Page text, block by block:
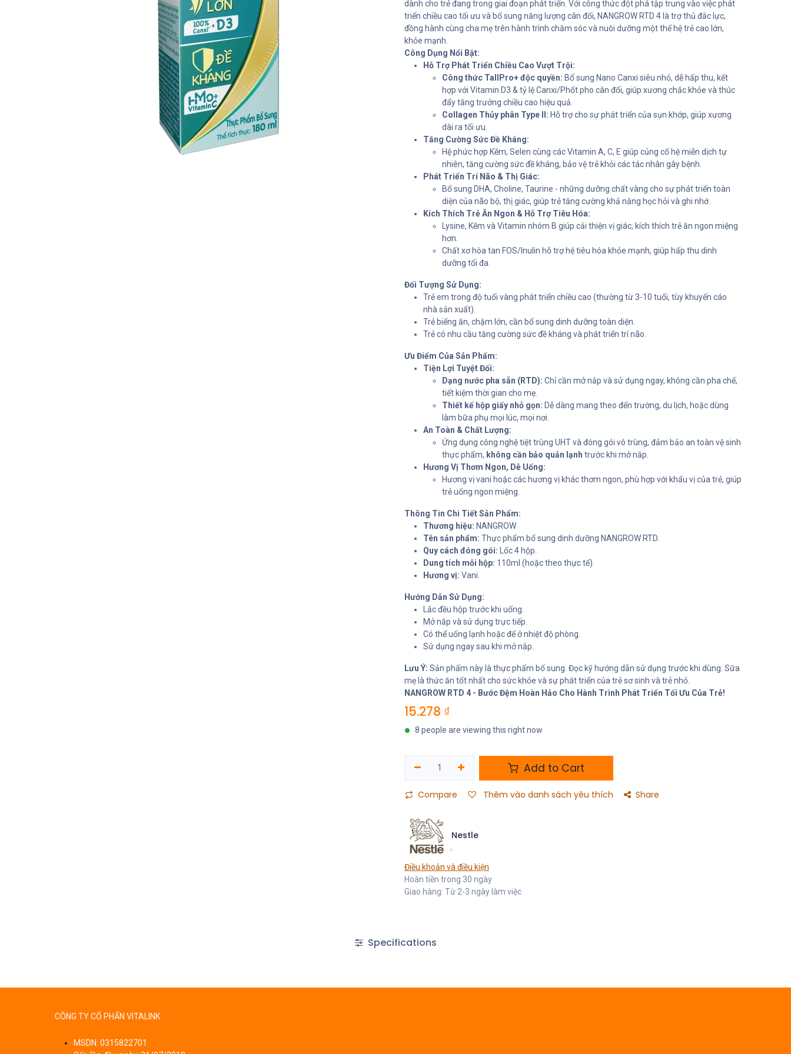
dành cho trẻ đang trong giai đoạn phát triển. Với công thức đột phá tập trung vào việc phát
triển chiều cao tối ưu và bổ sung năng lượng cân đối, NANGROW RTD 4 là trợ thủ đắc lực,
đồng hành cùng cha mẹ trên hành trình chăm sóc và nuôi dưỡng một thế hệ trẻ cao lớn,
khỏe mạnh.
Công Dụng Nổi Bật:
Hỗ Trợ Phát Triển Chiều Cao Vượt Trội:
Công thức TallPro+ độc quyền: Bổ sung Nano Canxi siêu nhỏ, dễ hấp thu, kết
hợp với Vitamin D3 & tỷ lệ Canxi/Phốt pho cân đối, giúp xương chắc khỏe và thúc
đẩy tăng trưởng chiều cao hiệu quả.
Collagen Thủy phân Type II: Hỗ trợ cho sự phát triển của sụn khớp, giúp xương
dài ra tối ưu.
Tăng Cường Sức Đề Kháng:
Hệ phức hợp Kẽm, Selen cùng các Vitamin A, C, E giúp củng cố hệ miễn dịch tự
nhiên, tăng cường sức đề kháng, bảo vệ trẻ khỏi các tác nhân gây bệnh.
Phát Triển Trí Não & Thị Giác:
Bổ sung DHA, Choline, Taurine - những dưỡng chất vàng cho sự phát triển toàn
diện của não bộ, thị giác, giúp trẻ tăng cường khả năng học hỏi và ghi nhớ.
Kích Thích Trẻ Ăn Ngon & Hỗ Trợ Tiêu Hóa:
Lysine, Kẽm và Vitamin nhóm B giúp cải thiện vị giác, kích thích trẻ ăn ngon miệng
hơn.
Chất xơ hòa tan FOS/Inulin hỗ trợ hệ tiêu hóa khỏe mạnh, giúp hấp thu dinh
dưỡng tối đa.
Đối Tượng Sử Dụng:
Trẻ em trong độ tuổi vàng phát triển chiều cao (thường từ 3-10 tuổi, tùy khuyến cáo
nhà sản xuất).
Trẻ biếng ăn, chậm lớn, cần bổ sung dinh dưỡng toàn diện.
Trẻ có nhu cầu tăng cường sức đề kháng và phát triển trí não.
Ưu Điểm Của Sản Phẩm:
Tiện Lợi Tuyệt Đối:
Dạng nước pha sẵn (RTD): Chỉ cần mở nắp và sử dụng ngay, không cần pha chế,
tiết kiệm thời gian cho mẹ.
Thiết kế hộp giấy nhỏ gọn: Dễ dàng mang theo đến trường, du lịch, hoặc dùng
làm bữa phụ mọi lúc, mọi nơi.
An Toàn & Chất Lượng:
Ứng dụng công nghệ tiệt trùng UHT và đóng gói vô trùng, đảm bảo an toàn vệ sinh
thực phẩm, không cần bảo quản lạnh trước khi mở nắp.
Hương Vị Thơm Ngon, Dễ Uống:
Hương vị vani hoặc các hương vị khác thơm ngon, phù hợp với khẩu vị của trẻ, giúp
trẻ uống ngon miệng.
Thông Tin Chi Tiết Sản Phẩm:
Thương hiệu: NANGROW
Tên sản phẩm: Thực phẩm bổ sung dinh dưỡng NANGROW RTD.
Quy cách đóng gói: Lốc 4 hộp.
Dung tích mỗi hộp: 110ml (hoặc theo thực tế).
Hương vị: Vani.
Hướng Dẫn Sử Dụng:
Lắc đều hộp trước khi uống.
Mở nắp và sử dụng trực tiếp.
Có thể uống lạnh hoặc để ở nhiệt độ phòng.
Sử dụng ngay sau khi mở nắp.
Lưu Ý: Sản phẩm này là thực phẩm bổ sung. Đọc kỹ hướng dẫn sử dụng trước khi dùng. Sữa
mẹ là thức ăn tốt nhất cho sức khỏe và sự phát triển của trẻ sơ sinh và trẻ nhỏ.
NANGROW RTD 4 - Bước Đệm Hoàn Hảo Cho Hành Trình Phát Triển Tối Ưu Của Trẻ!
15.278 ₫
8 people are viewing this right now
Add to Cart
Compare Thêm vào danh sách yêu thích Share
Nestle
Điều khoản và điều kiện
Hoàn tiền trong 30 ngày
Giao hàng: Từ 2-3 ngày làm việc
Specifications
CÔNG TY CỔ PHẨN VITALINK
MSDN: 0315822701